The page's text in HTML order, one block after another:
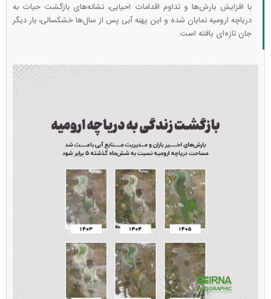
با افزایش بارش‌ها و تداوم اقدامات احیایی، نشانه‌های بازگشت حیات به
دریاچه ارومیه نمایان شده و این پهنه آبی پس از سال‌ها خشکسالی، بار دیگر
جان تازه‌ای یافته است.